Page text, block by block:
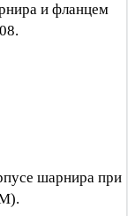
и фланцем
шарнира при